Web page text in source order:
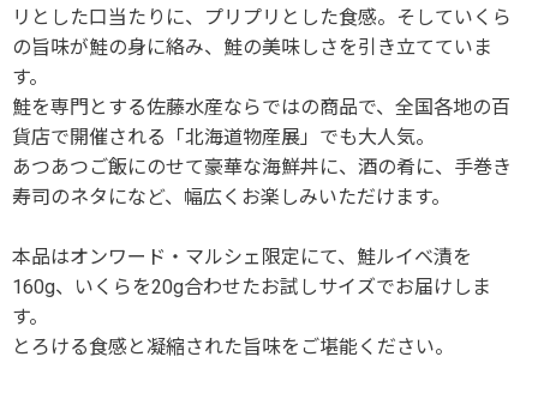
リとした口当たりに、プリプリとした食感。そしていくら
の旨味が鮭の身に絡み、鮭の美味しさを引き立てていま
す。
鮭を専門とする佐藤水産ならではの商品で、全国各地の百
貨店で開催される「北海道物産展」でも大人気。
あつあつご飯にのせて豪華な海鮮丼に、酒の肴に、手巻き
寿司のネタになど、幅広くお楽しみいただけます。
本品はオンワード・マルシェ限定にて、鮭ルイベ漬を
160g、いくらを20g合わせたお試しサイズでお届けしま
す。
とろける食感と凝縮された旨味をご堪能ください。